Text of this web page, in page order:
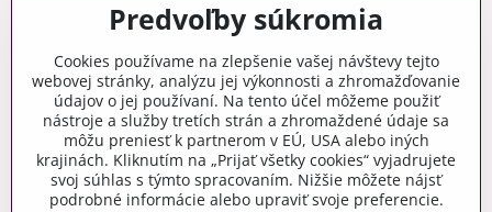
Gravírovanie
Materiály na stiahnutie
Videonávody
Blog
Kreatívna poradňa
Predvoľby súkromia
Cookies používame na zlepšenie vašej návštevy tejto
webovej stránky, analýzu jej výkonnosti a zhromažďovanie
údajov o jej používaní. Na tento účel môžeme použiť
nástroje a služby tretích strán a zhromaždené údaje sa
môžu preniesť k partnerom v EÚ, USA alebo iných
krajinách. Kliknutím na „Prijať všetky cookies“ vyjadrujete
svoj súhlas s týmto spracovaním. Nižšie môžete nájsť
podrobné informácie alebo upraviť svoje preferencie.